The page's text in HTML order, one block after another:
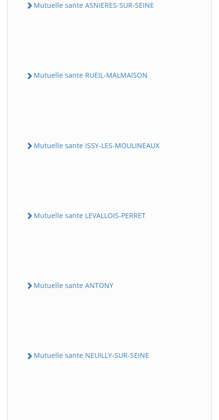
Mutuelle sante ASNIERES-SUR-SEINE
Mutuelle sante RUEIL-MALMAISON
Mutuelle sante ISSY-LES-MOULINEAUX
Mutuelle sante LEVALLOIS-PERRET
Mutuelle sante ANTONY
Mutuelle sante NEUILLY-SUR-SEINE